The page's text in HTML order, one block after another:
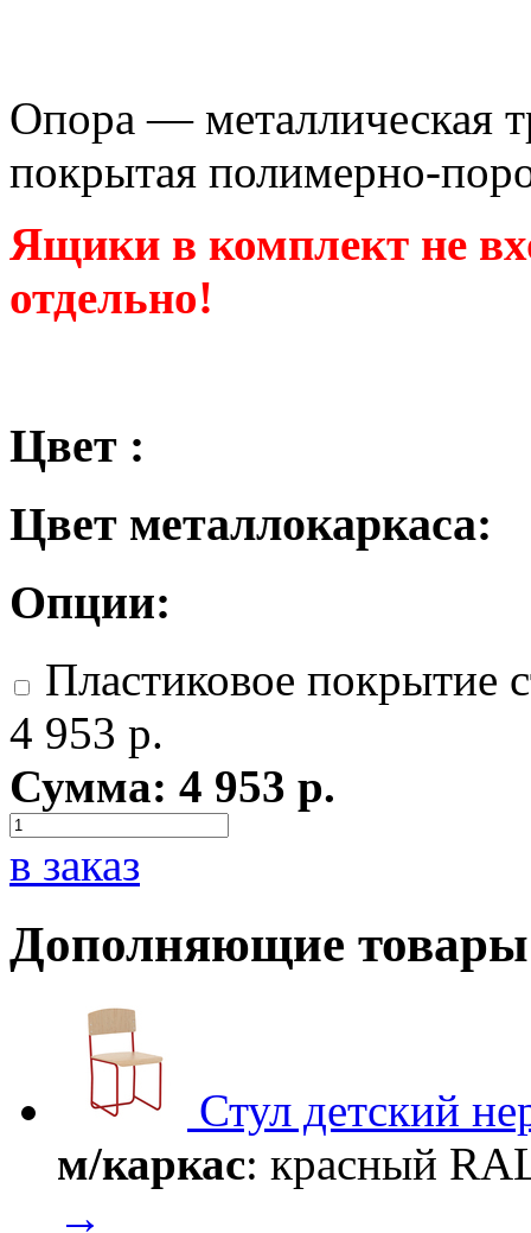
Опора — металлическая
покрытая полимерно-
Ящики в комплект не
отдельно!
Цвет :
Цвет металлокаркаса:
Опции:
Пластиковое
4 953 р.
Сумма: 4 953 р.
в заказ
Дополняющие товары
Стул детский
м/каркас: красный
→